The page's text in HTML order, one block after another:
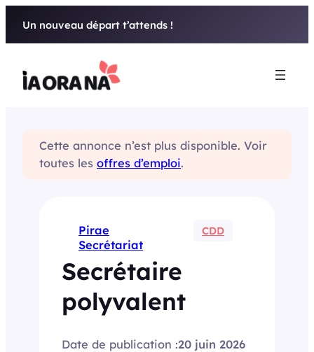
Un nouveau départ t’attends !
Cette annonce n’est plus disponible. Voir
toutes les offres d’emploi.
Pirae CDD
Secrétariat
Secrétaire
polyvalent
Date de publication :20 juin 2026